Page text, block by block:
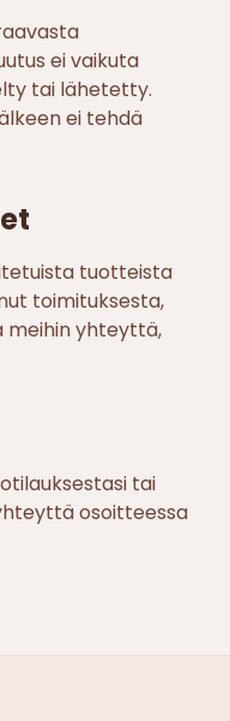
ei vaikuta
tai lähetetty.
ei tehdä
tuotteista
toimituksesta,
meihin yhteyttä,
tai
osoitteessa